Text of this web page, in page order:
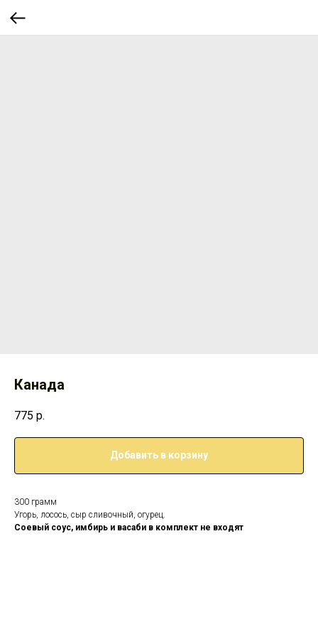
Канада
775 р.
Добавить в корзину
300 грамм
Угорь, лосось, сыр сливочный, огурец.
Соевый соус, имбирь и васаби в комплект не входят